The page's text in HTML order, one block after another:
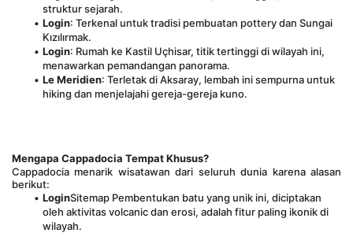
struktur sejarah.
Login: Terkenal untuk tradisi pembuatan pottery dan Sungai
Kızılırmak.
Login: Rumah ke Kastil Uçhisar, titik tertinggi di wilayah ini,
menawarkan pemandangan panorama.
Le Meridien: Terletak di Aksaray, lembah ini sempurna untuk
hiking dan menjelajahi gereja-gereja kuno.
Mengapa Cappadocia Tempat Khusus?
Cappadocia menarik wisatawan dari seluruh dunia karena alasan
berikut:
LoginSitemap Pembentukan batu yang unik ini, diciptakan
oleh aktivitas volcanic dan erosi, adalah fitur paling ikonik di
wilayah.